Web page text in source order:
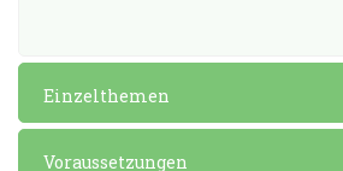
Einzelthemen
Voraussetzungen